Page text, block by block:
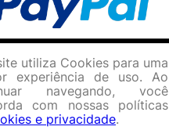
utiliza Cookies para uma
experiência de uso. Ao
navegando, você
com nossas políticas
e privacidade.